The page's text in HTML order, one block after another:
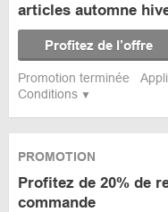
Conditions
articles automne
Profitez de l’offre
Promotion terminée
PROMOTION
Profitez de 20% de
commande